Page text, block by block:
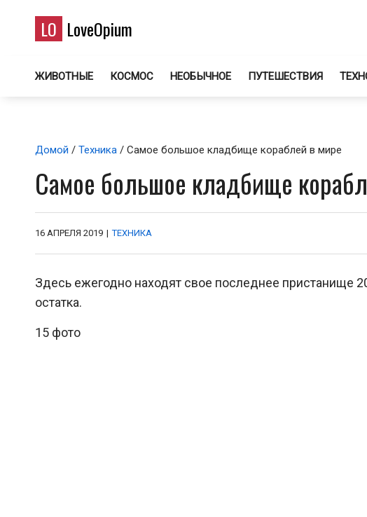
LO LoveOpium
ЖИВОТНЫЕ КОСМОС НЕОБЫЧНОЕ ПУТЕШЕСТВИЯ
Домой / Техника / Самое большое кладбище кораблей в мире
Самое большое кладбище
16 АПРЕЛЯ 2019 | ТЕХНИКА
Здесь ежегодно находят свое последнее пристанище
остатка.
15 фото